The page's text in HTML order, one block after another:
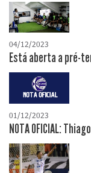
04/12/2023
Está aberta a pré-
01/12/2023
NOTA OFICIAL: